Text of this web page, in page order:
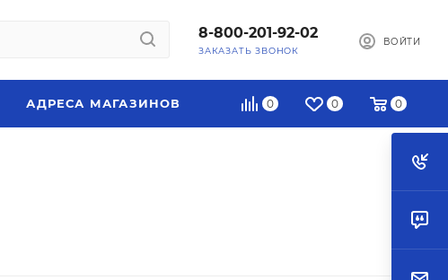
8-800-201-92-02
ЗАКАЗАТЬ ЗВОНОК
ВОЙТИ
0 0 0
АДРЕСА МАГАЗИНОВ